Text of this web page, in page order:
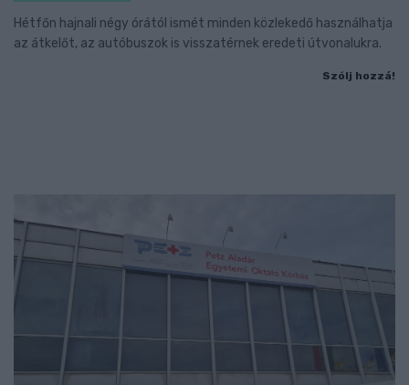
Hétfőn hajnali négy órától ismét minden közlekedő használhatja
az átkelőt, az autóbuszok is visszatérnek eredeti útvonalukra.
Szólj hozzá!